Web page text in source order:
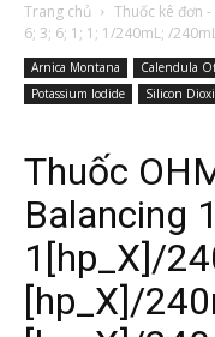
Trang chủ Thuốc kê đơn -
6; 3; 6; 1; 1; 1/240mL; /
Arnica Montana Calendula
Potassium Iodide
Silicon
Thuốc
Balancing
1[hp_X]/
[hp_X]/